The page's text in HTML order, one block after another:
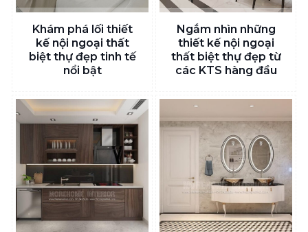
Khám phá lối thiết
kế nội ngoại thất
biệt thự đẹp tinh tế
nổi bật
Ngắm nhìn những
thiết kế nội ngoại
thất biệt thự đẹp từ
các KTS hàng đầu